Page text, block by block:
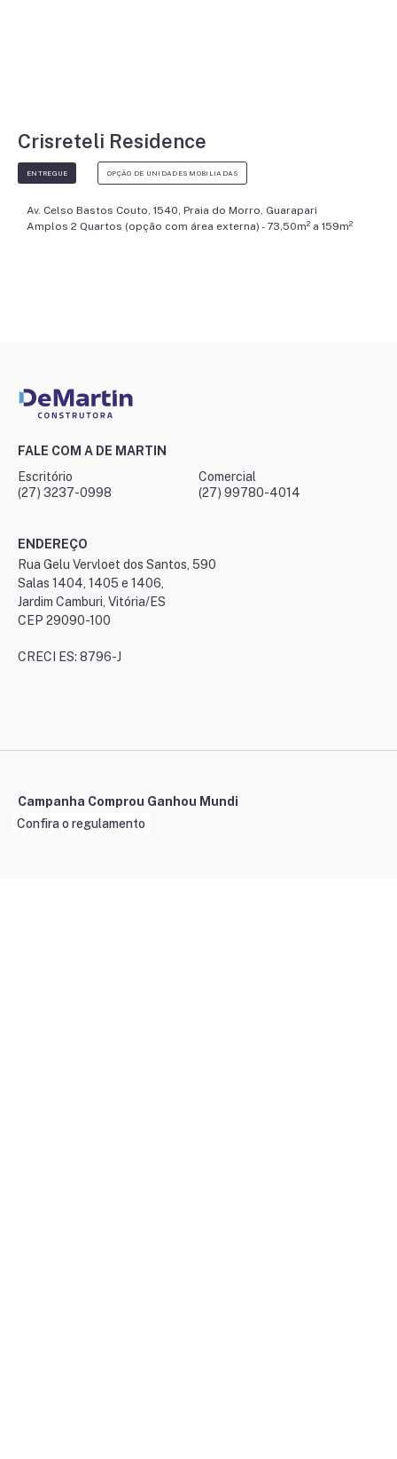
Crisreteli Residence
ENTREGUE OPÇÃO DE UNIDADES MOBILIADAS
Av. Celso Bastos Couto, 1540, Praia do Morro, Guarapari
Amplos 2 Quartos (opção com área externa) - 73,50m² a 159m²
FALE COM A DE MARTIN
Escritório
(27) 3237-0998
Comercial
(27) 99780-4014
ENDEREÇO
Rua Gelu Vervloet dos Santos, 590
Salas 1404, 1405 e 1406,
Jardim Camburi, Vitória/ES
CEP 29090-100
CRECI ES: 8796-J
Campanha Comprou Ganhou Mundi
Confira o regulamento